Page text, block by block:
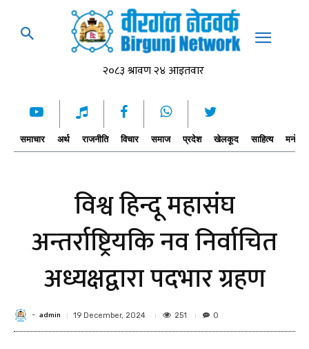
समाचार अर्थ राजनीति विचार समाज प्रदेश खेलकूद साहित्य
विश्व हिन्दू महासंघ
अन्तर्राष्ट्रियकि नव निर्वाचित
अध्यक्षद्वारा पदभार ग्रहण
- admin 19 December, 2024 251 0